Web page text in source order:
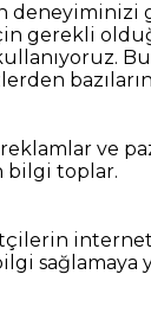
gerekli
Bu
ve
bilgi toplar.
internet
sağlamaya